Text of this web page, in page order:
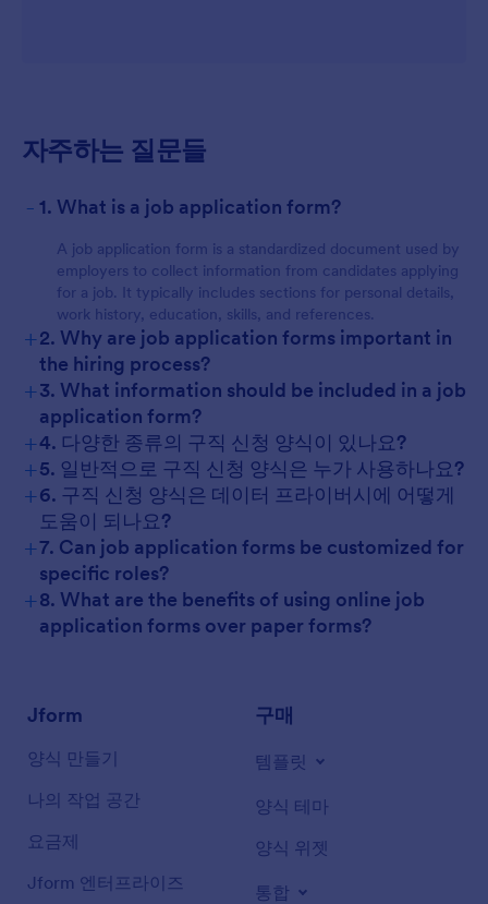
자주하는 질문들
- 1. What is a job application form?
A job application form is a standardized document used by
employers to collect information from candidates applying
for a job. It typically includes sections for personal details,
work history, education, skills, and references.
+2. Why are job application forms important in
the hiring process?
+3. What information should be included in a job
application form?
+4. 다양한 종류의 구직 신청 양식이 있나요?
+5. 일반적으로 구직 신청 양식은 누가 사용하나요?
+6. 구직 신청 양식은 데이터 프라이버시에 어떻게
도움이 되나요?
+7. Can job application forms be customized for
specific roles?
+8. What are the benefits of using online job
application forms over paper forms?
Jform
양식 만들기
나의 작업 공간
요금제
Jform 엔터프라이즈
구매
템플릿
양식 테마
양식 위젯
통합